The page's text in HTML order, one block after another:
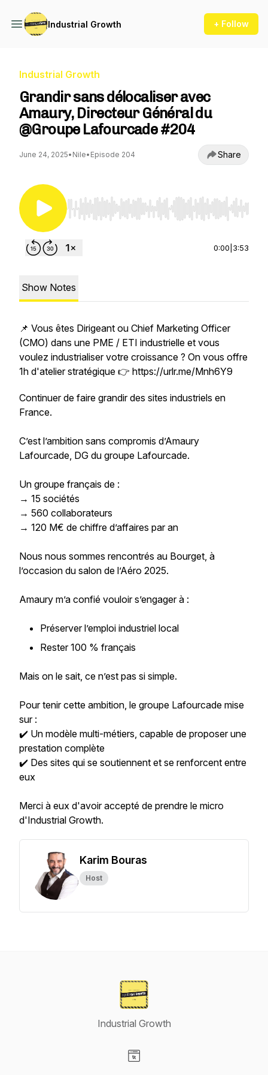
Industrial Growth + Follow
Industrial Growth
Grandir sans délocaliser avec
Amaury, Directeur Général du
@Groupe Lafourcade #204
June 24, 2025• Nile• Episode 204 Share
Use Left/Right to seek, Home/End to jump to
0:00 3:53
Show Notes
📌 Vous êtes Dirigeant ou Chief Marketing Officer
(CMO) dans une PME / ETI industrielle et vous
voulez industrialiser votre croissance ? On vous offre
1h d'atelier stratégique 👉 https://urlr.me/Mnh6Y9
Continuer de faire grandir des sites industriels en
France.
C’est l’ambition sans compromis d’Amaury
Lafourcade, DG du groupe Lafourcade.
Un groupe français de :
→ 15 sociétés
→ 560 collaborateurs
→ 120 M€ de chiffre d’affaires par an
Nous nous sommes rencontrés au Bourget, à
l’occasion du salon de l’Aéro 2025.
Amaury m’a confié vouloir s’engager à :
Préserver l’emploi industriel local
Rester 100 % français
Mais on le sait, ce n’est pas si simple.
Pour tenir cette ambition, le groupe Lafourcade mise
sur :
✔️ Un modèle multi-métiers, capable de proposer une
prestation complète
✔️ Des sites qui se soutiennent et se renforcent entre
eux
Merci à eux d'avoir accepté de prendre le micro
d'Industrial Growth.
Karim Bouras
Host
Industrial Growth